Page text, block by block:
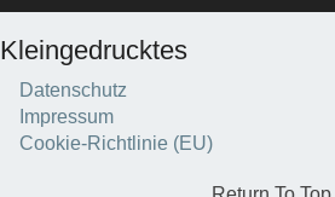
Kleingedrucktes
Datenschutz
Impressum
Cookie-Richtlinie (EU)